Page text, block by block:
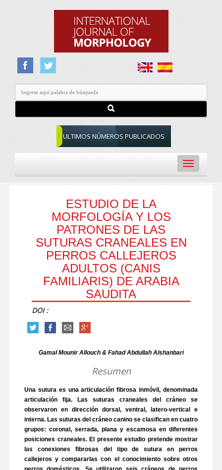
ULTIMOS NÚMEROS PUBLICADOS
Toggle
navigation
ESTUDIO DE LA
MORFOLOGÍA Y LOS
PATRONES DE LAS
SUTURAS CRANEALES EN
PERROS CALLEJEROS
ADULTOS (CANIS
FAMILIARIS) DE ARABIA
SAUDITA
DOI :
Gamal Mounir Allouch & Fahad Abdullah Alshanbari
Resumen
Una sutura es una articulación fibrosa inmóvil, denominada
articulación fija. Las suturas craneales del cráneo se
observaron en dirección dorsal, ventral, latero-vertical e
interna. Las suturas del cráneo canino se clasifican en cuatro
grupos: coronal, serrada, plana y escamosa en diferentes
posiciones craneales. El presente estudio pretende mostrar
las conexiones fibrosas del tipo de sutura en perros
callejeros y compararlas con el conocimiento sobre otros